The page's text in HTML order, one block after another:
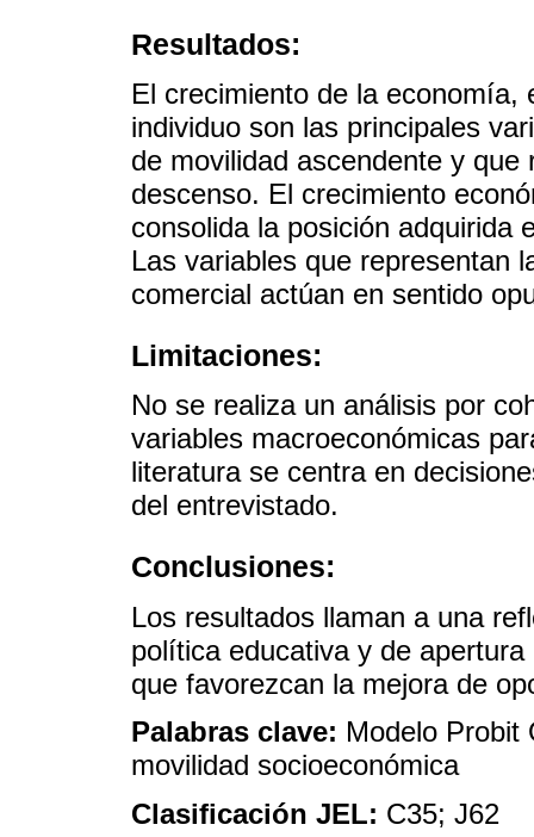
Resultados:
El crecimiento de la economía,
individuo son las principales
de movilidad ascendente y
descenso. El crecimiento
consolida la posición adquirida
Las variables que representan
comercial actúan en sentido
Limitaciones:
No se realiza un análisis por
variables macroeconómicas
literatura se centra en
del entrevistado.
Conclusiones:
Los resultados llaman a una
política educativa y de
que favorezcan la mejora de
Palabras clave: Modelo Probit
movilidad socioeconómica
Clasificación JEL: C35; J62